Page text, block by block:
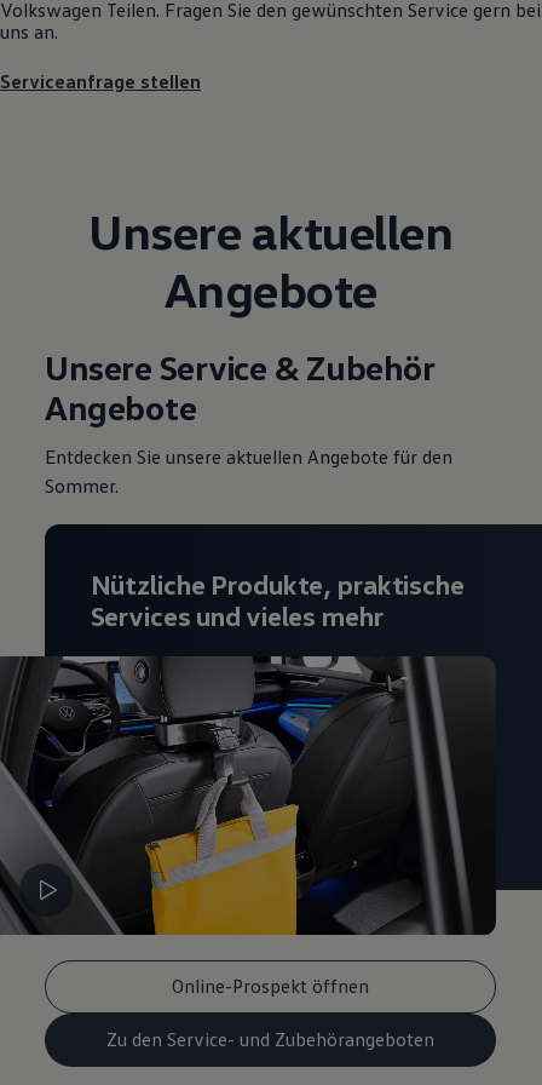
Motorenöl und Flüssigkeiten
Economy Service
Entertainment und Elektronik
Individualisieren
Wallbox und Ladekabel
Digitale Extras
Dienste für Ihr Modell finden
Volkswagen Apps, Login und Shop
Updates für Software, Karten und Radio
Vorgängermodelle
Volkswagen Kundenbetreuung
Digitale Betriebsanleitung
Lifestyle
Transport
Familie
Elektromobilität
Volkswagen R
Pannen- und Unfallhilfe
Volkswagen Kundenbetreuung
Volkswagen Teilen. Fragen Sie den gewünschten Service gern bei
uns an.
Serviceanfrage stellen
Unsere aktuellen
Angebote
Unsere Service & Zubehör
Angebote
Entdecken Sie unsere aktuellen Angebote für den
Sommer.
Online-Prospekt öffnen
Zu den Service- und Zubehörangeboten
Nützliche Produkte, praktische
Services und vieles mehr